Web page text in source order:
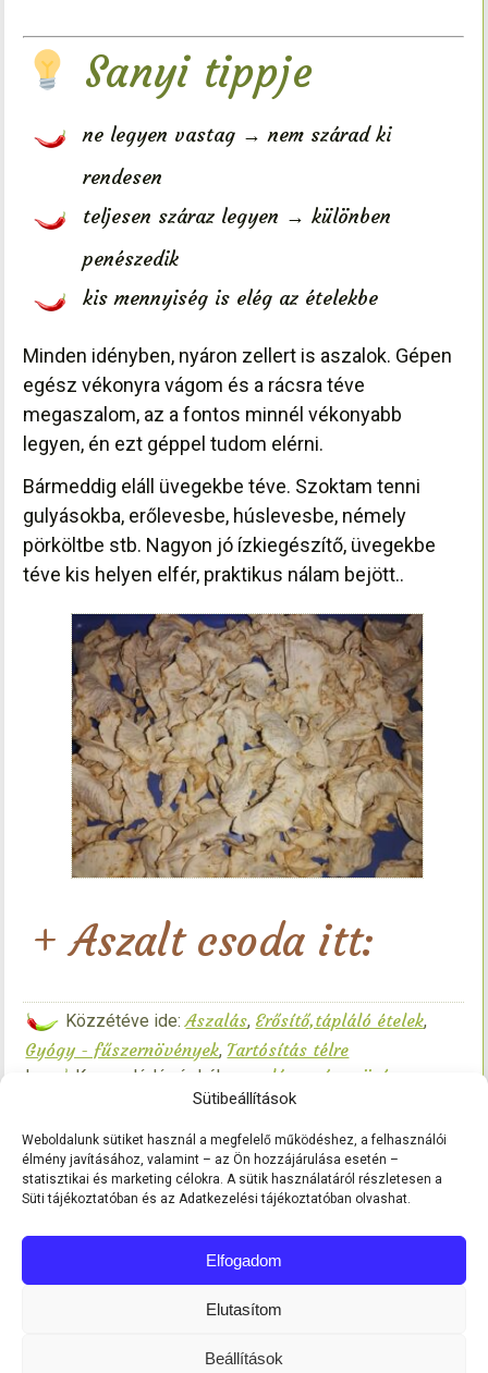
Sütibeállítások
Weboldalunk sütiket használ a megfelelő működéshez, a felhasználói
élmény javításához, valamint – az Ön hozzájárulása esetén –
statisztikai és marketing célokra. A sütik használatáról részletesen a
Süti tájékoztatóban és az Adatkezelési tájékoztatóban olvashat.
Elfogadom
Elutasítom
Beállítások
Sanyi tippje
ne legyen vastag → nem szárad ki
rendesen
teljesen száraz legyen → különben
penészedik
kis mennyiség is elég az ételekbe
Minden idényben, nyáron zellert is aszalok. Gépen
egész vékonyra vágom és a rácsra téve
megaszalom, az a fontos minnél vékonyabb
legyen, én ezt géppel tudom elérni.
Bármeddig eláll üvegekbe téve. Szoktam tenni
gulyásokba, erőlevesbe, húslevesbe, némely
pörköltbe stb. Nagyon jó ízkiegészítő, üvegekbe
téve kis helyen elfér, praktikus nálam bejött..
+ Aszalt csoda itt:
Közzétéve ide: Aszalás, Erősítő,tápláló ételek,
Gyógy - fűszernövények, Tartósítás télre
| Kapcsolódó címkék: aszalás gyógynövény
zöldség,zöldségek